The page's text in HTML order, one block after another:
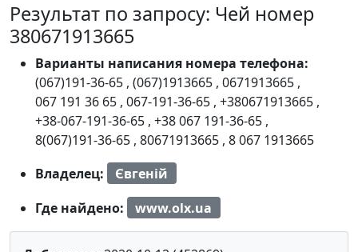
Результат по запросу: Чей номер
380671913665
Варианты написания номера телефона:
(067)191-36-65 , (067)1913665 , 0671913665 ,
067 191 36 65 , 067-191-36-65 , +380671913665 ,
+38-067-191-36-65 , +38 067 191-36-65 ,
8(067)191-36-65 , 80671913665 , 8 067 1913665
Владелец:
Євгеній
Где найдено:
www.olx.ua